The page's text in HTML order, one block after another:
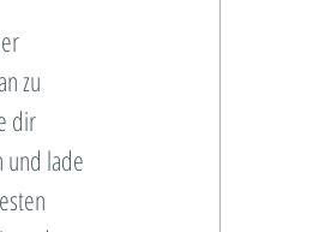
zu
dir
und lade